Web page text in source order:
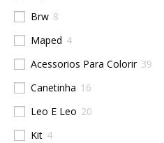
Brw 8
Maped 4
Acessorios Para Colorir 39
Canetinha 16
Leo E Leo 20
Kit 4